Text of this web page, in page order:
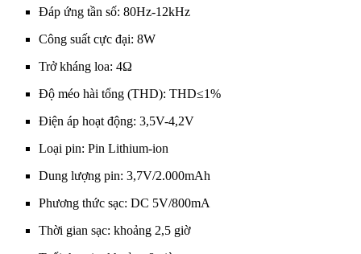
Đáp ứng tần số: 80Hz-12kHz
Công suất cực đại: 8W
Trở kháng loa: 4Ω
Độ méo hài tổng (THD): THD≤1%
Điện áp hoạt động: 3,5V-4,2V
Loại pin: Pin Lithium-ion
Dung lượng pin: 3,7V/2.000mAh
Phương thức sạc: DC 5V/800mA
Thời gian sạc: khoảng 2,5 giờ